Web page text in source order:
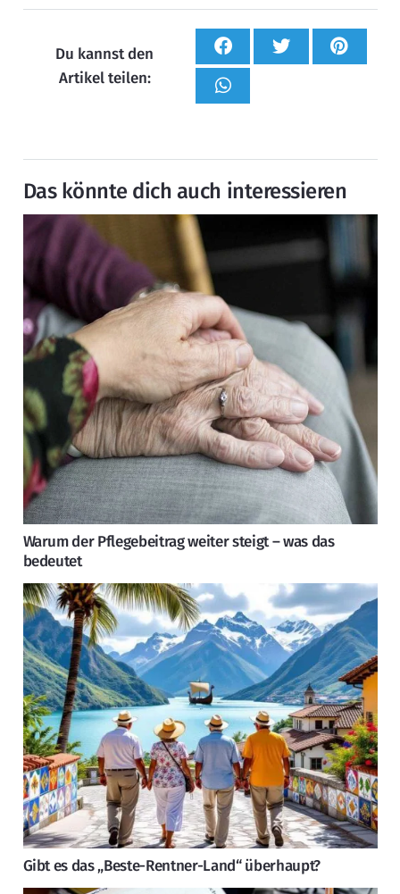
Du kannst den
Artikel teilen:
Das könnte dich auch interessieren
Warum der Pflegebeitrag weiter steigt – was das
bedeutet
Gibt es das „Beste-Rentner-Land“ überhaupt?